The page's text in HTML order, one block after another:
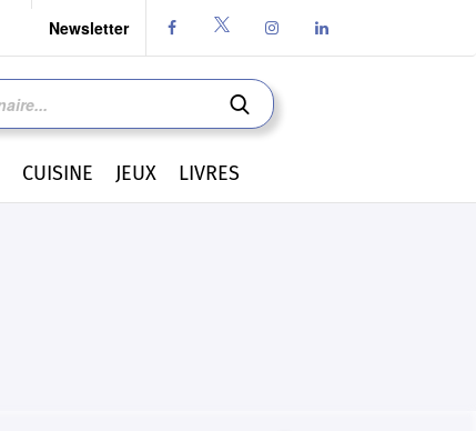
  
Newsletter

CUISINE JEUX LIVRES